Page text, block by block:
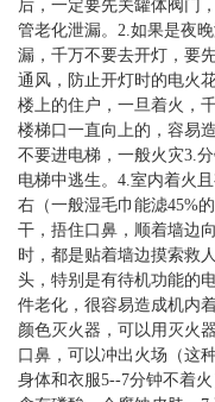
后，一定要先关罐体阀门
管老化泄漏。2.如果是夜
漏，千万不要去开灯，要
通风，防止开灯时的电火
楼上的住户，一旦着火，
楼梯口一直向上的，容易
不要进电梯，一般火灾3.
电梯中逃生。4.室内着火
右（一般湿毛巾能滤45%
干，捂住口鼻，顺着墙边
时，都是贴着墙边摸索救
头，特别是有待机功能的
件老化，很容易造成机内
颜色灭火器，可以用灭火
口鼻，可以冲出火场（这
身体和衣服5--7分钟不着